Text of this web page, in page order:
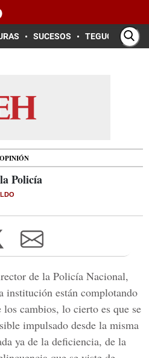
SUCESOS TEGUCIGALPA
OPINIÓN
Policía
de la Policía Nacional,
institución están complotando
cambios, lo cierto es que se
impulsado desde la misma
ya de la deficiencia, de la